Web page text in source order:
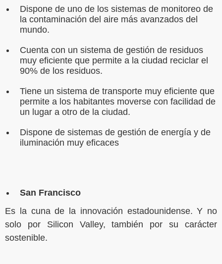
Dispone de uno de los sistemas de monitoreo de
la contaminación del aire más avanzados del
mundo.
Cuenta con un sistema de gestión de residuos
muy eficiente que permite a la ciudad reciclar el
90% de los residuos.
Tiene un sistema de transporte muy eficiente que
permite a los habitantes moverse con facilidad de
un lugar a otro de la ciudad.
Dispone de sistemas de gestión de energía y de
iluminación muy eficaces
San Francisco
Es la cuna de la innovación estadounidense. Y no
solo por Silicon Valley, también por su carácter
sostenible.